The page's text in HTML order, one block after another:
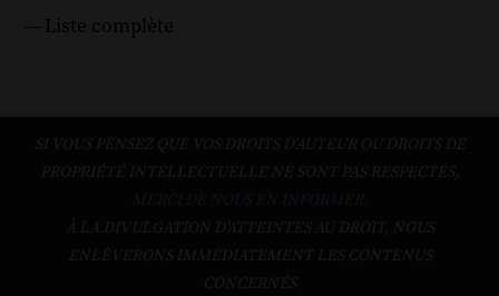
--- Liste complète